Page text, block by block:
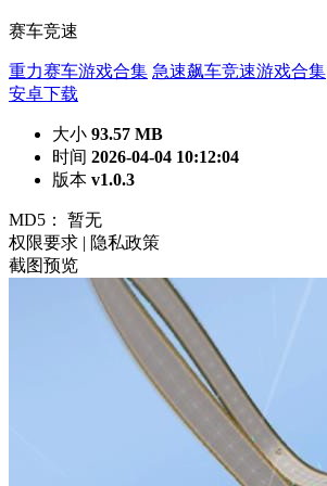
赛车竞速
重力赛车游戏合集 急速飙车竞速游戏合集
安卓下载
大小 93.57 MB
时间 2026-04-04 10:12:04
版本 v1.0.3
MD5： 暂无
权限要求 | 隐私政策
截图预览